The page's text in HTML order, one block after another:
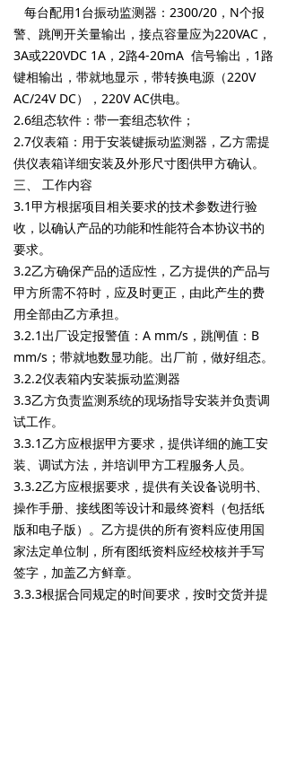
每台配用1台振动监测器：2300/20 ，N个报
警、跳闸开关量输出，接点容量应为220VAC，
3A或220VDC 1A，2路4-20mA 信号输出，1路
键相输出，带就地显示，带转换电源 （220V
AC/24V DC），220V AC供电。
2.6组态软件：带一套组态软件；
2.7仪表箱：用于安装键振动监测器 ，乙方需提
供仪表箱详细安装及外形尺寸图供甲方确认。
三、 工作内容
3.1甲方根据项目相关要求的技术参数进行验
收，以确认产品的功能和性能符合本协议书的
要求。
3.2乙方确保产品的适应性，乙方提供的产品与
甲方所需不符时，应及时更正，由此产生的费
用全部由乙方承担。
3.2.1出厂设定报警值：A mm/s，跳闸值：B
mm/s；带就地数显功能。出厂前，做好组态。
3.2.2仪表箱内安装振动监测器
3.3乙方负责监测系统的现场指导安装并负责调
试工作。
3.3.1乙方应根据甲方要求，提供详细的施工安
装、调试方法，并培训甲方工程服务人员。
3.3.2乙方应根据要求，提供有关设备说明书、
操作手册、接线图等设计和最终资料（包括纸
版和电子版）。乙方提供的所有资料应使用国
家法定单位制，所有图纸资料应经校核并手写
签字，加盖乙方鲜章。
3.3.3根据合同规定的时间要求，按时交货并提